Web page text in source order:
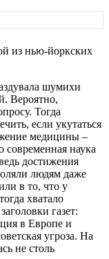
из нью-йоркских
шумихи
Вероятно,
Тогда
если укутаться
медицины –
современная наука
достижения
людям даже
в то, что у
хватало
газет:
в Европе и
угроза. На
не столь